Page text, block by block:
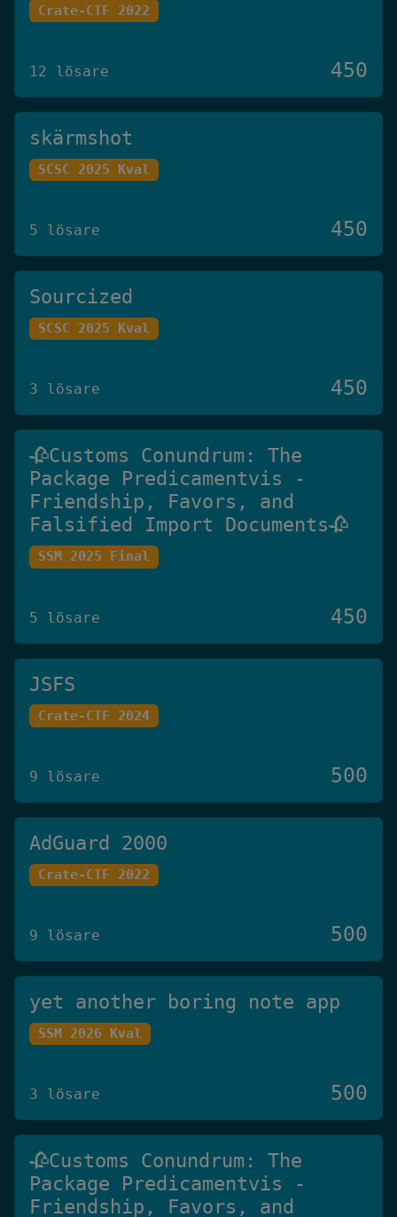
Crate-CTF 2022
12 lösare 450
skärmshot
SCSC 2025 Kval
5 lösare 450
Sourcized
SCSC 2025 Kval
3 lösare 450
🥀Customs Conundrum: The
Package Predicamentvis -
Friendship, Favors, and
Falsified Import Documents🥀
SSM 2025 Final
5 lösare 450
JSFS
Crate-CTF 2024
9 lösare 500
AdGuard 2000
Crate-CTF 2022
9 lösare 500
yet another boring note app
SSM 2026 Kval
3 lösare 500
🥀Customs Conundrum: The
Package Predicamentvis -
Friendship, Favors, and